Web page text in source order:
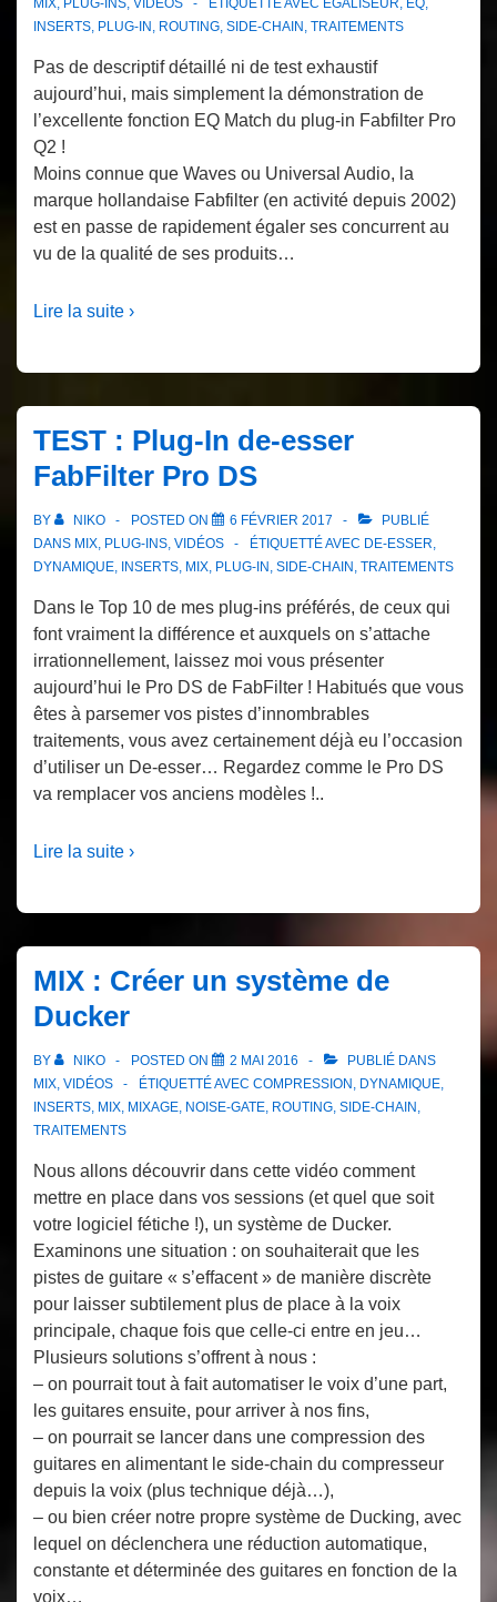
MIX, PLUG-INS, VIDÉOS ÉTIQUETTÉ AVEC EGALISEUR, EQ,
INSERTS, PLUG-IN , ROUTING, SIDE-CHAIN , TRAITEMENTS
Pas de descriptif détaillé ni de test exhaustif
aujourd’hui, mais simplement la démonstration de
l’excellente fonction EQ Match du plug-in Fabfilter Pro
Q2 !
Moins connue que Waves ou Universal Audio, la
marque hollandaise Fabfilter (en activité depuis 2002)
est en passe de rapidement égaler ses concurrent au
vu de la qualité de ses produits…
Lire la suite ›
TEST : Plug-In de-esser
FabFilter Pro DS
BY NIKO POSTED ON 6 FÉVRIER 2017
PUBLIÉ
DANS MIX, PLUG-INS, VIDÉOS ÉTIQUETTÉ AVEC DE-ESSER,
DYNAMIQUE, INSERTS, MIX, PLUG-IN , SIDE-CHAIN , TRAITEMENTS
Dans le Top 10 de mes plug-ins préférés, de ceux qui
font vraiment la différence et auxquels on s’attache
irrationnellement, laissez moi vous présenter
aujourd’hui le Pro DS de FabFilter ! Habitués que vous
êtes à parsemer vos pistes d’innombrables
traitements, vous avez certainement déjà eu l’occasion
d’utiliser un De-esser… Regardez comme le Pro DS
va remplacer vos anciens modèles !..
Lire la suite ›
MIX : Créer un système de
Ducker
BY NIKO POSTED ON 2 MAI 2016
PUBLIÉ DANS
MIX, VIDÉOS ÉTIQUETTÉ AVEC COMPRESSION , DYNAMIQUE,
INSERTS, MIX, MIXAGE, NOISE-GATE, ROUTING, SIDE-CHAIN ,
TRAITEMENTS
Nous allons découvrir dans cette vidéo comment
mettre en place dans vos sessions (et quel que soit
votre logiciel fétiche !), un système de Ducker.
Examinons une situation : on souhaiterait que les
pistes de guitare « s’effacent » de manière discrète
pour laisser subtilement plus de place à la voix
principale, chaque fois que celle-ci entre en jeu…
Plusieurs solutions s’offrent à nous :
– on pourrait tout à fait automatiser le voix d’une part,
les guitares ensuite, pour arriver à nos fins,
– on pourrait se lancer dans une compression des
guitares en alimentant le side-chain du compresseur
depuis la voix (plus technique déjà…),
– ou bien créer notre propre système de Ducking, avec
lequel on déclenchera une réduction automatique,
constante et déterminée des guitares en fonction de la
voix…